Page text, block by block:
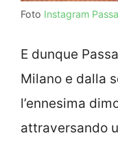
Foto Instagram
E dunque
Milano e dalla
l’ennesima
attraversando